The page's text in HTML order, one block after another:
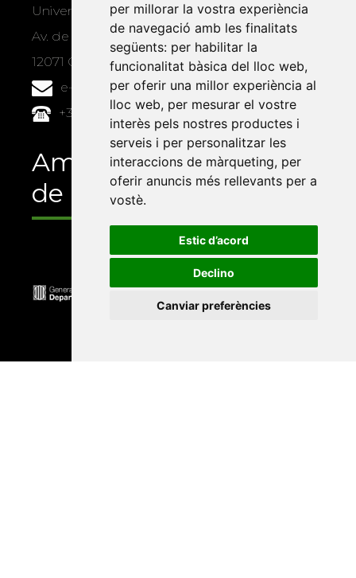
per millorar la vostra experiència
de navegació amb les finalitats
següents: per habilitar la
funcionalitat bàsica del lloc web,
per oferir una millor experiència al
lloc web, per mesurar el vostre
interès pels nostres productes i
serveis i per personalitzar les
interaccions de màrqueting, per
oferir anuncis més rellevants per a
vostè.
Estic d’acord
Declino
Canviar preferències
Universitat Jaume I, local 10
Av. de Vicent Sos Baynat, s/n
12071 Castelló de la Plana
e-buc@vives.org
+34 964 72 89 93
Amb el suport
de